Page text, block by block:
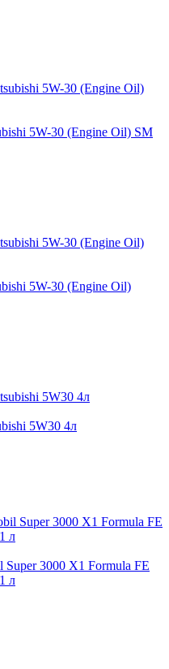
5W-30 (Engine Oil) SM
5W-30 (Engine Oil)
5W30 4л
3000 X1 Formula FE
л